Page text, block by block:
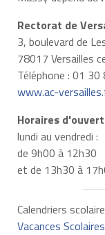
Rectorat de
3, boulevard de
78017 Versailles
Téléphone : 01
www.ac-
Horaires
lundi au vendredi :
de 9h00 à 12h30
et de 13h30 à
Calendriers
Vacances